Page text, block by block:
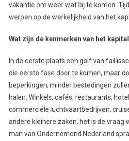
vakantie om weer wat bij te komen.
werpen op de werkelijkheid van het
Wat zijn de kenmerken van het
In de eerste plaats een golf van
die eerste fase door te komen, maar
beperkingen, minder bestedingen
halen. Winkels, cafés, restaurants,
commerciële luchtvaartbedrijven,
andere kleinere zaken, het is de vraag
man van Ondernemend Nederland